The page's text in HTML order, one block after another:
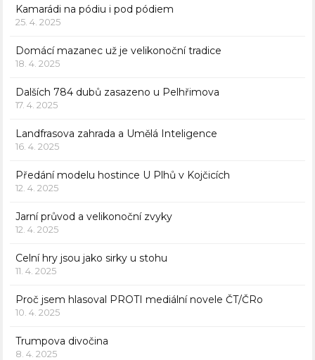
Kamarádi na pódiu i pod pódiem
25. 4. 2025
Domácí mazanec už je velikonoční tradice
18. 4. 2025
Dalších 784 dubů zasazeno u Pelhřimova
17. 4. 2025
Landfrasova zahrada a Umělá Inteligence
16. 4. 2025
Předání modelu hostince U Plhů v Kojčicích
12. 4. 2025
Jarní průvod a velikonoční zvyky
12. 4. 2025
Celní hry jsou jako sirky u stohu
11. 4. 2025
Proč jsem hlasoval PROTI mediální novele ČT/ČRo
10. 4. 2025
Trumpova divočina
8. 4. 2025